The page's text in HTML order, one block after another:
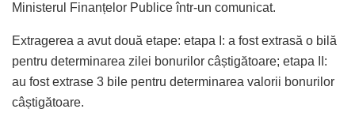
Ministerul Finanțelor Publice într-un comunicat.
Extragerea a avut două etape: etapa I: a fost extrasă o bilă
pentru determinarea zilei bonurilor câștigătoare; etapa II:
au fost extrase 3 bile pentru determinarea valorii bonurilor
câștigătoare.